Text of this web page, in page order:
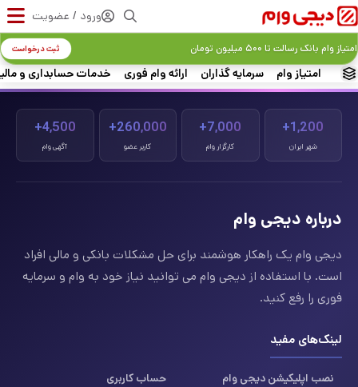
ورود / عضویت
امتیاز وام سرمایه گذاران ارائه وام فوری خدمات حسابداری و
امتیاز وام بانک رسالت تا ۵۰۰ میلیون تومان ثبت درخواست
1,200+
شهر ایران
7,000+
کارگزار وام
260,000+
کاربر عضو
4,500+
آگهی وام
درباره دیجی وام
دیجی وام یک راهکار هوشمند برای حل مشکلات بانکی و مالی افراد
است. با استفاده از دیجی وام می توانید نیاز خود به وام و سرمایه
فوری را رفع کنید.
لینک‌های مفید
نصب اپلیکیشن دیجی وام
حساب کاربری